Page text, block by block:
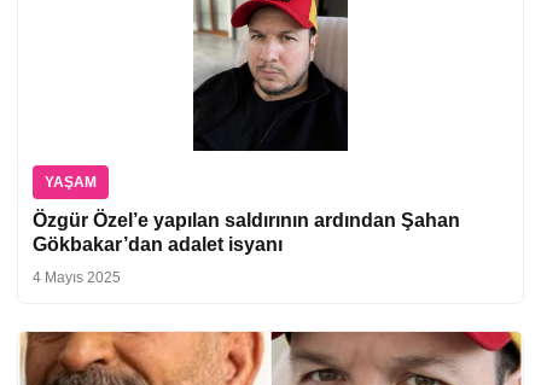
YAŞAM
Özgür Özel’e yapılan saldırının ardından Şahan
Gökbakar’dan adalet isyanı
4 Mayıs 2025